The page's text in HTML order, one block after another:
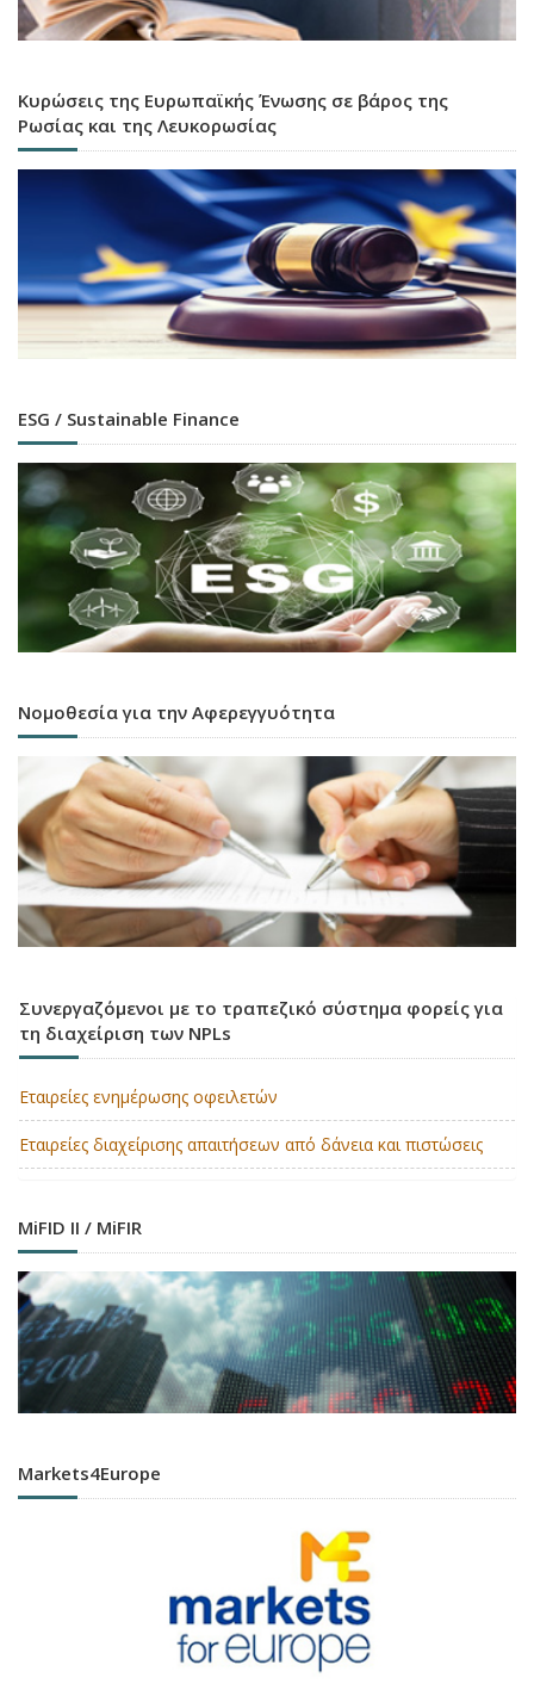
Κυρώσεις της Ευρωπαϊκής Ένωσης σε βάρος της
Ρωσίας και της Λευκορωσίας
ESG / Sustainable Finance
Νομοθεσία για την Αφερεγγυότητα
Συνεργαζόμενοι με το τραπεζικό σύστημα φορείς για
τη διαχείριση των NPLs
Εταιρείες ενημέρωσης οφειλετών
Εταιρείες διαχείρισης απαιτήσεων από δάνεια και πιστώσεις
MiFID II / MiFIR
Markets4Europe